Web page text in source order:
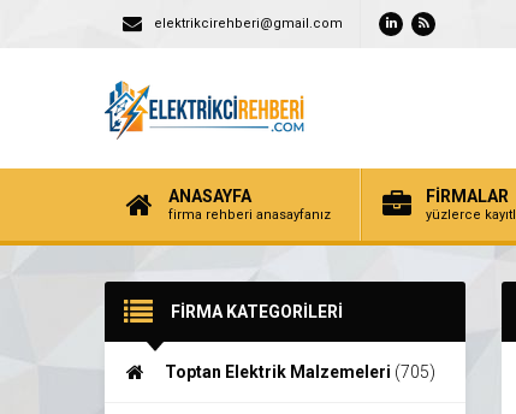
elektrikcirehberi@gmail.com
ANASAYFA
firma rehberi anasayfanız
FİRMALAR
yüzlerce
FİRMA KATEGORİLERİ
Toptan Elektrik Malzemeleri (705)